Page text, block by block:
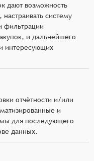
дают возможность
систему
фильтрации
и дальнейшего
интересующих
отчётности и/или
и
для последующего
данных.